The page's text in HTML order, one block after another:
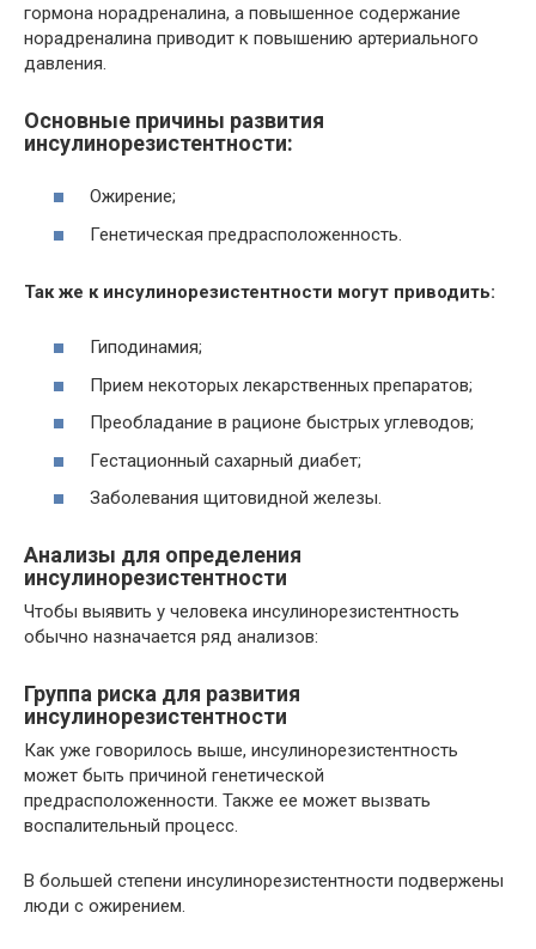
гормона норадреналина, а повышенное содержание
норадреналина приводит к повышению артериального
давления.
Основные причины развития
инсулинорезистентности:
Ожирение;
Генетическая предрасположенность.
Так же к инсулинорезистентности могут приводить:
Гиподинамия;
Прием некоторых лекарственных препаратов;
Преобладание в рационе быстрых углеводов;
Гестационный сахарный диабет;
Заболевания щитовидной железы.
Анализы для определения
инсулинорезистентности
Чтобы выявить у человека инсулинорезистентность
обычно назначается ряд анализов:
Группа риска для развития
инсулинорезистентности
Как уже говорилось выше, инсулинорезистентность
может быть причиной генетической
предрасположенности. Также ее может вызвать
воспалительный процесс.
В большей степени инсулинорезистентности подвержены
люди с ожирением.